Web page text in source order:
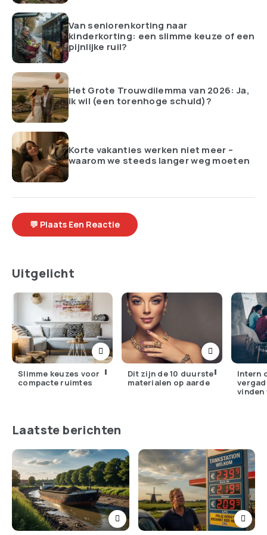
Van seniorenkorting naar
kinderkorting: een slimme keuze of een
pijnlijke ruil?
Het Grote Trouwdilemma van 2026: Ja,
ik wil (een torenhoge schuld)?
Korte vakanties werken niet meer –
waarom we steeds langer weg moeten
💬 Plaats Een Reactie
Uitgelicht
Slimme keuzes voor
compacte ruimtes
Dit zijn de 10 duurste
materialen op aarde
Intern
vinden
Laatste berichten